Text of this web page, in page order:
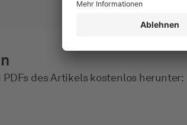
PDFs des Artikels kostenlos herunter: